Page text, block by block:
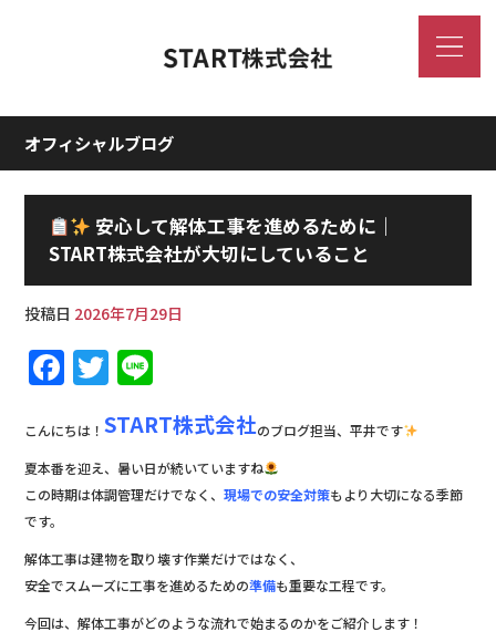
オフィシャルブログ
安心して解体工事を進めるために｜
START株式会社が大切にしていること
投稿日 2026年7月29日
F
a
c
e
b
o
o
k
T
w
it
te
r
e
こんにちは！START株式会社のブログ担当、平井です
夏本番を迎え、暑い日が続いていますね
この時期は体調管理だけでなく、現場での安全対策もより大切になる季節
です。
解体工事は建物を取り壊す作業だけではなく、
安全でスムーズに工事を進めるための準備も重要な工程です。
今回は、解体工事がどのような流れで始まるのかをご紹介します！